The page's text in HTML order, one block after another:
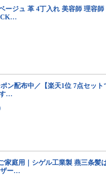
ージュ 革 4丁入れ 美容師 理容
ン配布中／【楽天1位 7点セッ
…
ご家庭用｜シゲル工業製 燕三条
ザー…